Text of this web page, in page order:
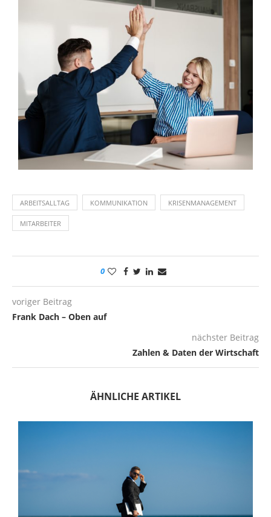
ARBEITSALLTAG KOMMUNIKATION KRISENMANAGEMENT
MITARBEITER
0
voriger Beitrag
Frank Dach – Oben auf
nächster Beitrag
Zahlen & Daten der Wirtschaft
ÄHNLICHE ARTIKEL